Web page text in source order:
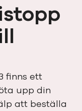
finns ett
upp din
att beställa